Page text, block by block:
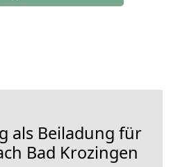
als Beiladung für
Bad Krozingen